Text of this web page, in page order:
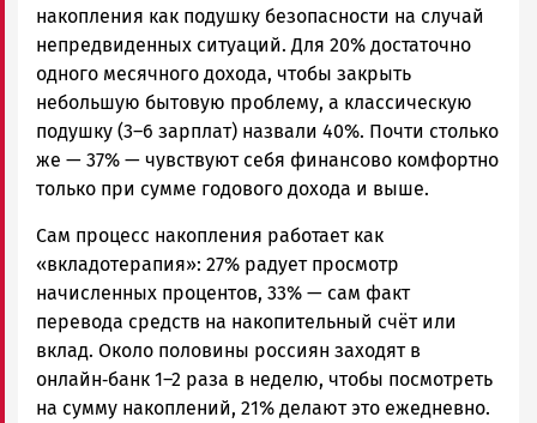
накопления как подушку безопасности на случай
непредвиденных ситуаций. Для 20% достаточно
одного месячного дохода, чтобы закрыть
небольшую бытовую проблему, а классическую
подушку (3–6 зарплат) назвали 40%. Почти столько
же — 37% — чувствуют себя финансово комфортно
только при сумме годового дохода и выше.
Сам процесс накопления работает как
«вкладотерапия»: 27% радует просмотр
начисленных процентов, 33% — сам факт
перевода средств на накопительный счёт или
вклад. Около половины россиян заходят в
онлайн‑банк 1–2 раза в неделю, чтобы посмотреть
на сумму накоплений, 21% делают это ежедневно.